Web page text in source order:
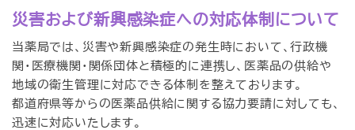
災害および新興感染症への対応体制について
当薬局では、災害や新興感染症の発生時において、行政機
関・医療機関・関係団体と積極的に連携し、医薬品の供給や
地域の衛生管理に対応できる体制を整えております。
都道府県等からの医薬品供給に関する協力要請に対しても、
迅速に対応いたします。